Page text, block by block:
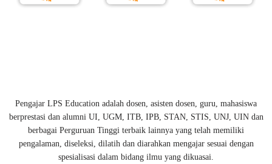
Pengajar LPS Education adalah dosen, asisten dosen, guru, mahasiswa
berprestasi dan alumni UI, UGM, ITB, IPB, STAN, STIS, UNJ, UIN dan
berbagai Perguruan Tinggi terbaik lainnya yang telah memiliki
pengalaman, diseleksi, dilatih dan diarahkan mengajar sesuai dengan
spesialisasi dalam bidang ilmu yang dikuasai.